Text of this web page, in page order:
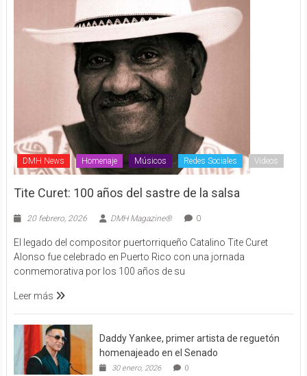
DMH News Homenaje Músicos Redes Sociales Videos
Tite Curet: 100 años del sastre de la salsa
20 febrero, 2026 DMH Magazine® 0
El legado del compositor puertorriqueño Catalino Tite Curet
Alonso fue celebrado en Puerto Rico con una jornada
conmemorativa por los 100 años de su
Leer más
Daddy Yankee, primer artista de reguetón
homenajeado en el Senado
30 enero, 2026 0